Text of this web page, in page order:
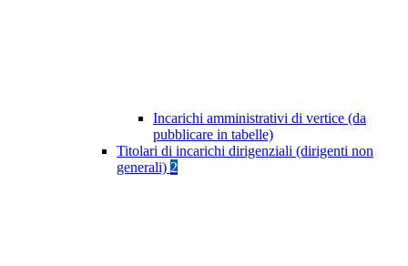
Incarichi amministrativi di vertice (da
pubblicare in tabelle)
Titolari di incarichi dirigenziali (dirigenti non
generali) 2